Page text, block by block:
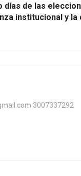
días de las
institucional y la
3007337292